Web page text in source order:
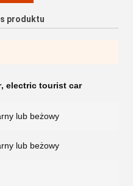
produktu
, electric tourist car
lub beżowy
lub beżowy